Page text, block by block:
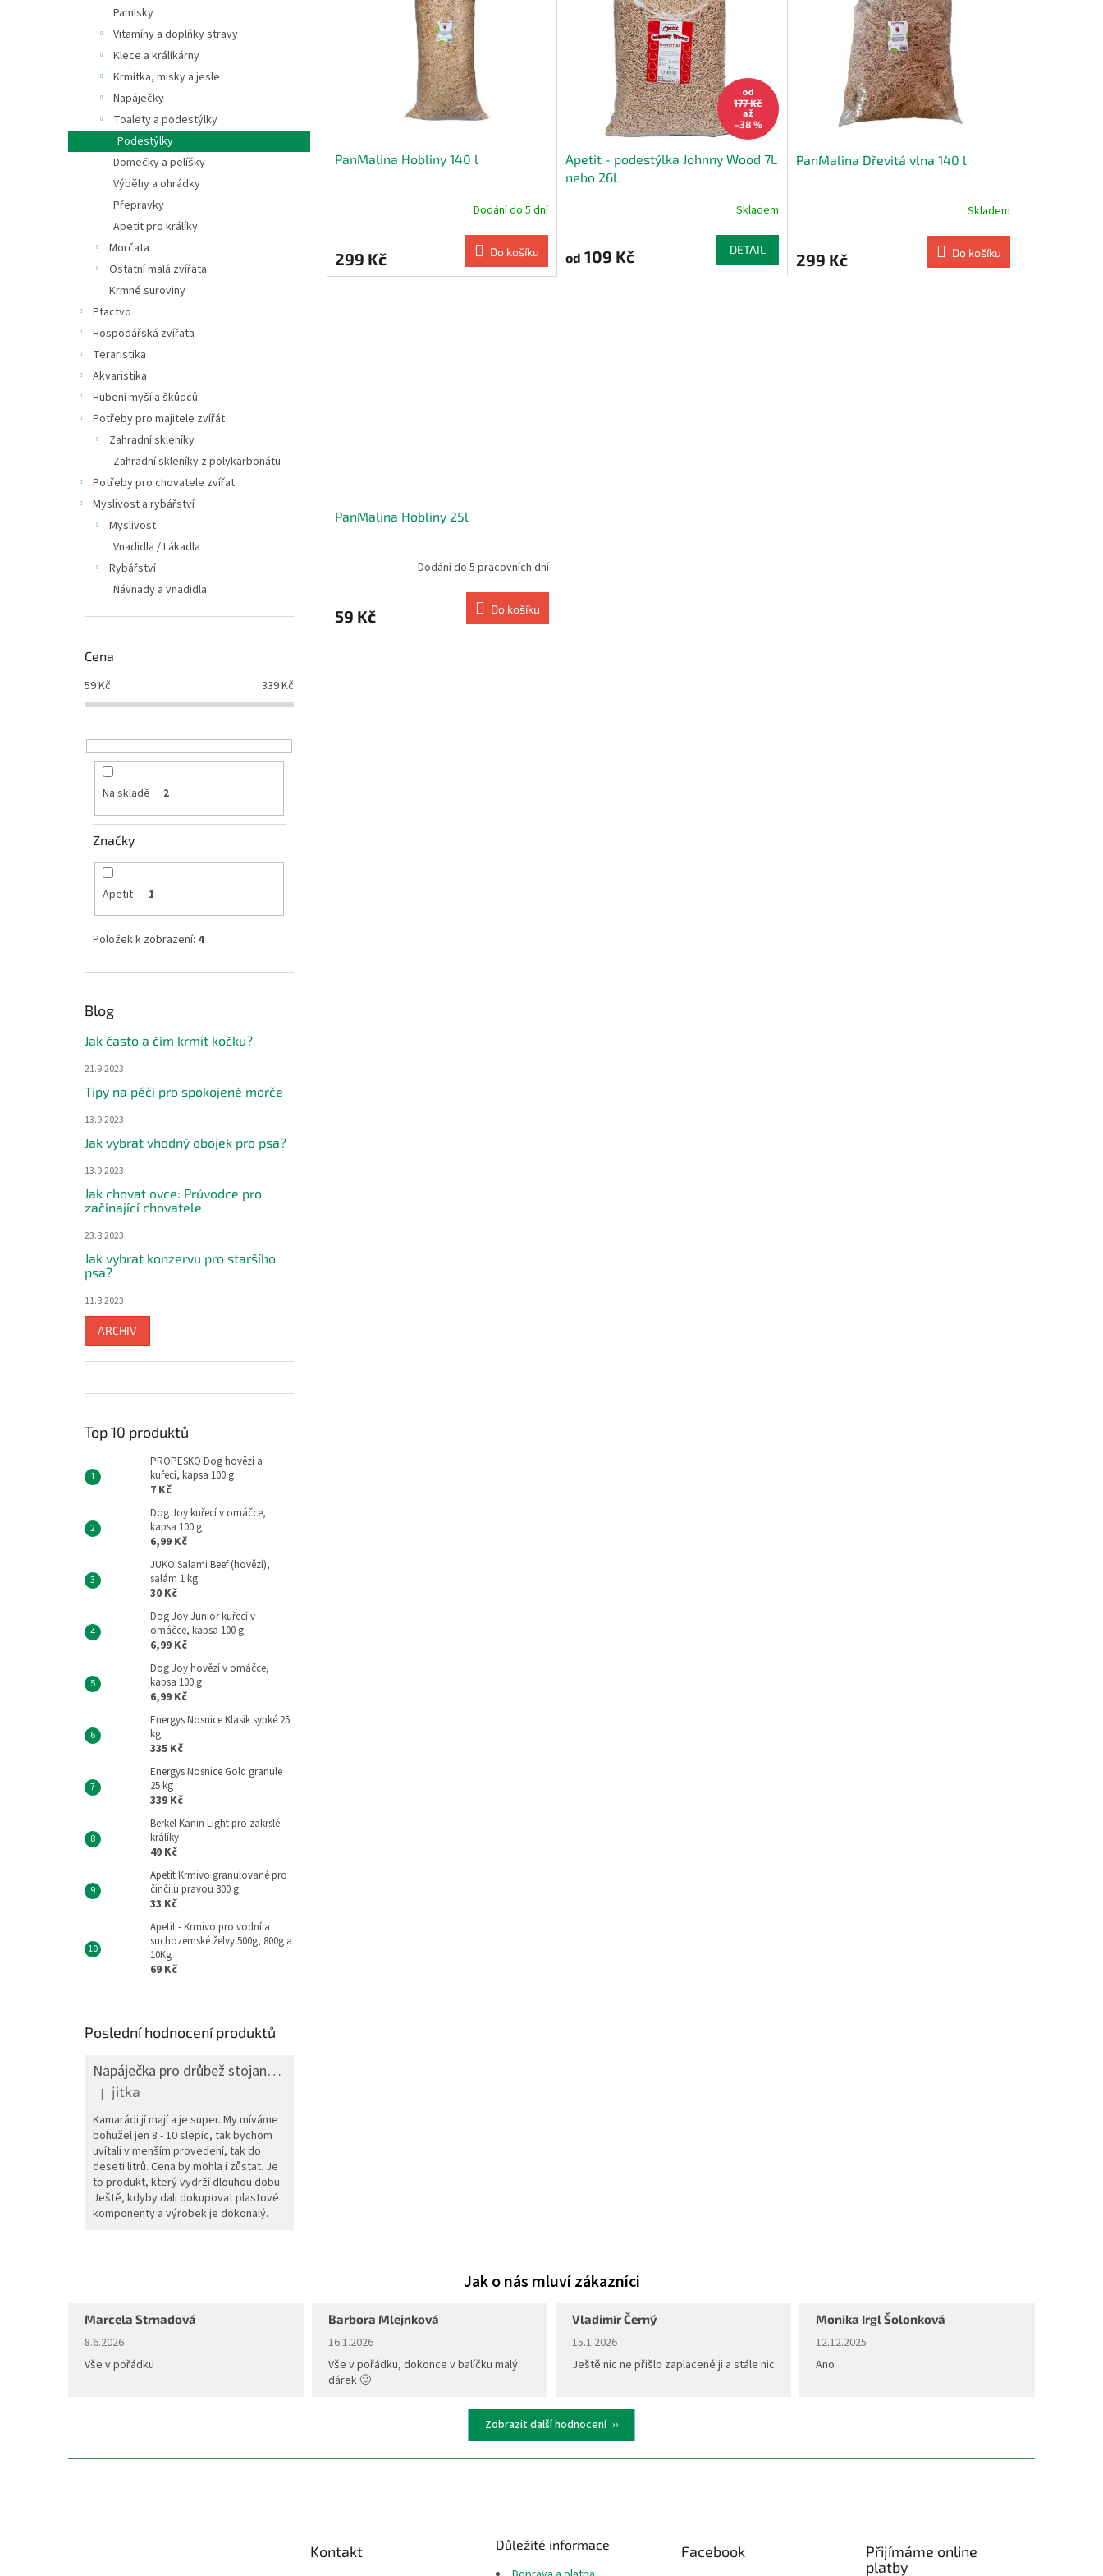
Pamlsky
Vitamíny a doplňky stravy
Klece a králíkárny
Krmítka, misky a jesle
Napáječky
Toalety a podestýlky
Podestýlky
Domečky a pelíšky
Výběhy a ohrádky
Přepravky
Apetit pro králíky
Morčata
Ostatní malá zvířata
Krmné suroviny
Ptactvo
Hospodářská zvířata
Teraristika
Akvaristika
Hubení myší a škůdců
Potřeby pro majitele zvířát
Zahradní skleníky
Zahradní skleníky z polykarbonátu
Potřeby pro chovatele zvířat
Myslivost a rybářství
Myslivost
Vnadidla / Lákadla
Rybářství
Návnady a vnadidla
Cena
59Kč 339Kč
Na skladě 2
Značky
Apetit 1
Položek k zobrazení: 4
Blog
Jak často a čím krmit kočku?
21.9.2023
Tipy na péči pro spokojené morče
13.9.2023
Jak vybrat vhodný obojek pro psa?
13.9.2023
Jak chovat ovce: Průvodce pro
začínající chovatele
23.8.2023
Jak vybrat konzervu pro staršího
psa?
11.8.2023
ARCHIV
Top 10 produktů
PROPESKO Dog hovězí a
kuřecí, kapsa 100 g
7 Kč
Dog Joy kuřecí v omáčce,
kapsa 100 g
6,99 Kč
JUKO Salami Beef (hovězí),
salám 1 kg
30 Kč
Dog Joy Junior kuřecí v
omáčce, kapsa 100 g
6,99 Kč
Dog Joy hovězí v omáčce,
kapsa 100 g
6,99 Kč
Energys Nosnice Klasik sypké 25
kg
335 Kč
Energys Nosnice Gold granule
25 kg
339 Kč
Berkel Kanin Light pro zakrslé
králíky
49 Kč
Apetit Krmivo granulované pro
činčilu pravou 800 g
33 Kč
Apetit - Krmivo pro vodní a
suchozemské želvy 500g, 800g a
10Kg
69 Kč
Poslední hodnocení produktů
Napáječka pro drůbež stojanová barelová, pozink, 30 l
Hodnocení produktu je 5 z 5 hvězdiček.
| jitka
Kamarádi jí mají a je super. My míváme
bohužel jen 8 - 10 slepic, tak bychom
uvítali v menším provedení, tak do
deseti litrů. Cena by mohla i zůstat. Je
to produkt, který vydrží dlouhou dobu.
Ještě, kdyby dali dokupovat plastové
komponenty a výrobek je dokonalý.
PanMalina Hobliny 140 l
Dodání do 5 dní
299 Kč Do košíku
od
177 Kč
až
–38 %
Apetit - podestýlka Johnny Wood 7L
nebo 26L
Skladem
od 109 Kč DETAIL
PanMalina Dřevitá vlna 140 l
Skladem
299 Kč Do košíku
PanMalina Hobliny 25l
Dodání do 5 pracovních dní
59 Kč Do košíku
Marcela Strnadová
Hodnocení obchodu je 5 z 5 hvězdiček.
8.6.2026
Vše v pořádku
Barbora Mlejnková
Hodnocení obchodu je 5 z 5 hvězdiček.
16.1.2026
Vše v pořádku, dokonce v balíčku malý
dárek 🙂
Vladimír Černý
Hodnocení obchodu je 5 z 5 hvězdiček.
15.1.2026
Ještě nic ne přišlo zaplacené ji a stále nic
Monika Irgl Šolonková
Hodnocení obchodu je 5 z 5 hvězdiček.
12.12.2025
Ano
Zobrazit další hodnocení
Kontakt Důležité informace Facebook
Přijímáme online
platby